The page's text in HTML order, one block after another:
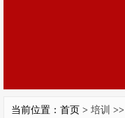
当前位置：首页 > 培训 >>